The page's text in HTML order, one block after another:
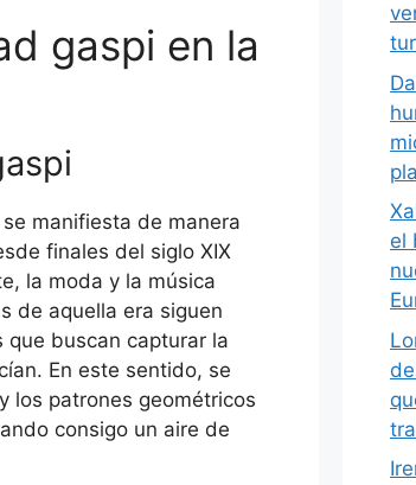
gaspi en la
manifiesta de manera
finales del siglo XIX
la moda y la música
de aquella era siguen
buscan capturar la
En este sentido, se
y los patrones geométricos
consigo un aire de
el